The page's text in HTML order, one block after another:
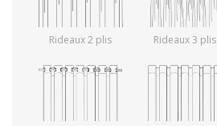
Rideaux 2 plis Rideaux 3 plis